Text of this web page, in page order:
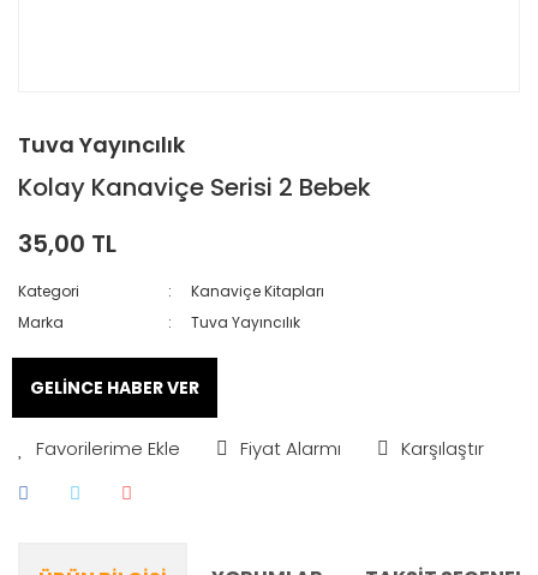
Tuva Yayıncılık
Kolay Kanaviçe Serisi 2 Bebek
35,00 TL
Kategori
Kanaviçe Kitapları
Marka
Tuva Yayıncılık
GELİNCE HABER VER
Fiyat Alarmı Karşılaştır